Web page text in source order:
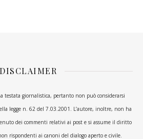
DISCLAIMER
testata giornalistica, pertanto non può considerarsi
legge n. 62 del 7.03.2001. L’autore, inoltre, non ha
dei commenti relativi ai post e si assume il diritto
rispondenti ai canoni del dialogo aperto e civile.